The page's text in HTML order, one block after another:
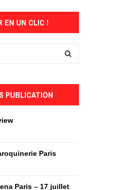
EN UN CLIC !
PUBLICATION
Paris
Paris – 17 juillet